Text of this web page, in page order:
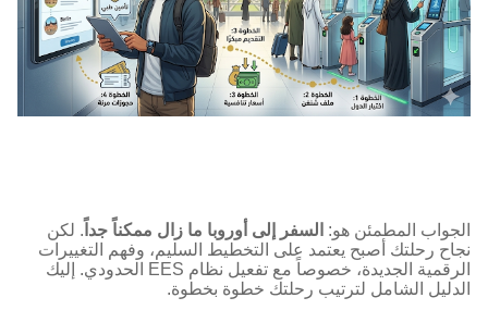
الجواب المطمئن هو: السفر إلى أوروبا ما زال ممكناً جداً . لكن
نجاح رحلتك أصبح يعتمد على التخطيط السليم، وفهم التغييرات
الرقمية الجديدة، خصوصاً مع تفعيل نظام EES الحدودي. إليك
الدليل الشامل لترتيب رحلتك خطوة بخطوة.